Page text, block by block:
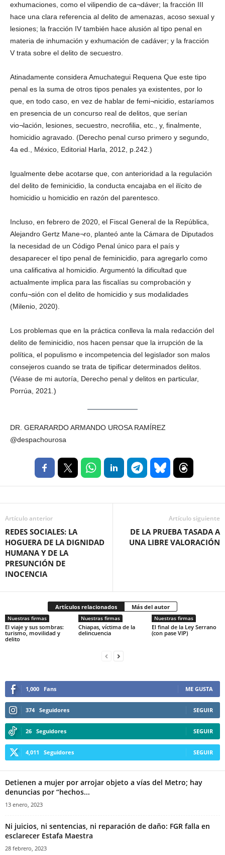
exhumaciones, como el vilipendio de ca¬dáver; la fracción III
hace una clara referencia al delito de amenazas, acoso sexual y
lesiones; la fracción IV también hace alusión al tipo penal en
materia de inhumación y exhumación de cadáver; y la fracción
V trata sobre el delito de secuestro.
Atinadamente considera Amuchategui Requena Que este tipo
penal es la suma de otros tipos penales ya existentes, por lo
que, en todo caso, en vez de hablar de femi¬nicidio, estaríamos
en presencia de un concurso real de delitos, que serían
vio¬lación, lesiones, secuestro, necrofilia, etc., y, finalmente,
homicidio agravado. (Derecho penal curso primero y segundo,
4a ed., México, Editorial Harla, 2012, p.242.)
Igualmente debe acotarse que, con anterioridad a la regulación
del delito de feminicidio, la conducta encajaba en el ilícito de
homicidio u homicidio en razón del parentesco.
Incluso, en febrero de 2020, el Fiscal General de la República,
Alejandro Gertz Mane¬ro, planteó ante la Cámara de Diputados
la necesidad de un Código Penal único para el país y
desaparecer el tipo penal de feminicidio, para agregarlo como
una calificativa al homicidio. Argumentó la dificultad que
actualmente implica para las fiscalías su comprobación y
confu¬sión con el delito de homicidio y sus modalidades
(Milenio, 2020).
Los problemas que en la práctica conlleva la mala redacción del
delito de feminicidio, nos hacen pensar que la irrupción de la
política, el populismo e incompetencia del legislador son malos
consejeros cuando se trata de tipificar determinados delitos.
(Véase de mi autoría, Derecho penal y delitos en particular,
Porrúa, 2021.)
DR. GERARARDO ARMANDO UROSA RAMÍREZ
@despachourosa
Artículo anterior
REDES SOCIALES: LA
HOGUERA DE LA DIGNIDAD
HUMANA Y DE LA
PRESUNCIÓN DE
INOCENCIA
Artículo siguiente
DE LA PRUEBA TASADA A
UNA LIBRE VALORACIÓN
Artículos relacionados Más del autor
Nuestras firmas
El viaje y sus sombras:
turismo, movilidad y
delito
Nuestras firmas
Chiapas, víctima de la
delincuencia
Nuestras firmas
El final de la Ley Serrano
(con pase VIP)
1,000 Fans ME GUSTA
374 Seguidores SEGUIR
26 Seguidores SEGUIR
4,011 Seguidores SEGUIR
Detienen a mujer por arrojar objeto a vías del Metro; hay
denuncias por “hechos...
13 enero, 2023
Ni juicios, ni sentencias, ni reparación de daño: FGR falla en
esclarecer Estafa Maestra
28 febrero, 2023